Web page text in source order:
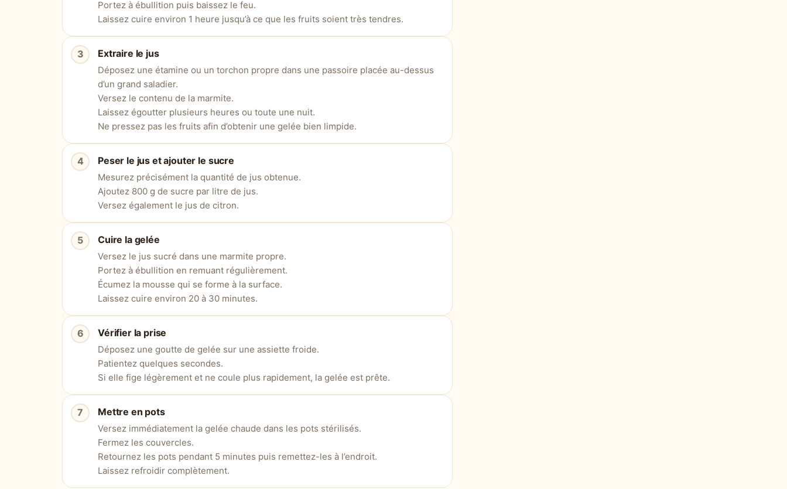
Portez à ébullition puis baissez le feu.
Laissez cuire environ 1 heure jusqu’à ce que les fruits soient très tendres.
Extraire le jus
Déposez une étamine ou un torchon propre dans une passoire placée au-dessus
d’un grand saladier.
Versez le contenu de la marmite.
Laissez égoutter plusieurs heures ou toute une nuit.
Ne pressez pas les fruits afin d’obtenir une gelée bien limpide.
Peser le jus et ajouter le sucre
Mesurez précisément la quantité de jus obtenue.
Ajoutez 800 g de sucre par litre de jus.
Versez également le jus de citron.
Cuire la gelée
Versez le jus sucré dans une marmite propre.
Portez à ébullition en remuant régulièrement.
Écumez la mousse qui se forme à la surface.
Laissez cuire environ 20 à 30 minutes.
Vérifier la prise
Déposez une goutte de gelée sur une assiette froide.
Patientez quelques secondes.
Si elle fige légèrement et ne coule plus rapidement, la gelée est prête.
Mettre en pots
Versez immédiatement la gelée chaude dans les pots stérilisés.
Fermez les couvercles.
Retournez les pots pendant 5 minutes puis remettez-les à l’endroit.
Laissez refroidir complètement.